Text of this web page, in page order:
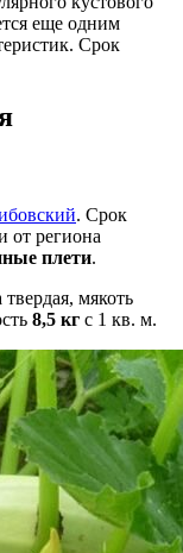
еще одним
Срок
. Срок
от региона
плети.
мякоть
8,5 кг с 1 кв. м.